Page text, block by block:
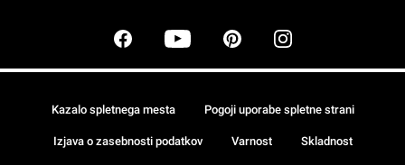
Kazalo spletnega mesta Pogoji uporabe spletne strani
Izjava o zasebnosti podatkov Varnost Skladnost